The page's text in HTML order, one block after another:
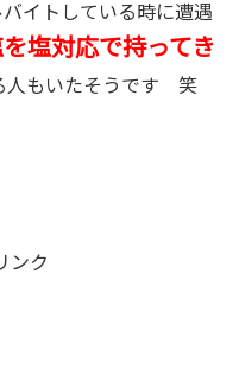
イトしている時に遭遇
を塩対応で持ってき
人もいたそうです 笑
ンク